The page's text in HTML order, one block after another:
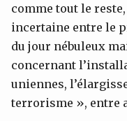
comme tout le
incertaine entre le
du jour nébuleux
concernant
uniennes,
terrorisme », entre